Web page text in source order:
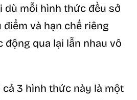
dù mỗi hình thức đều sở
và hạn chế riêng
động qua lại lẫn nhau vô
3 hình thức này là một